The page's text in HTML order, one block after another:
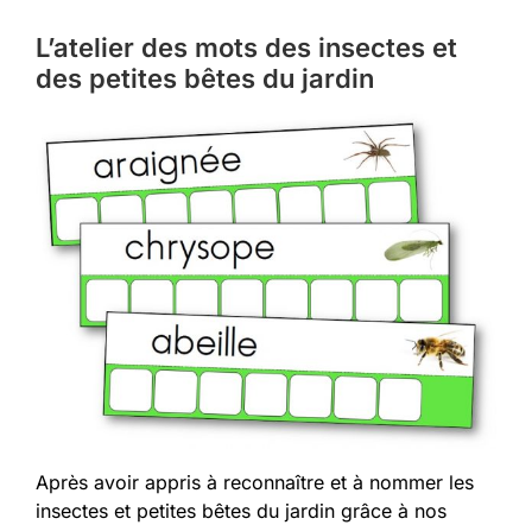
L’atelier des mots des insectes et
des petites bêtes du jardin
Après avoir appris à reconnaître et à nommer les
insectes et petites bêtes du jardin grâce à nos